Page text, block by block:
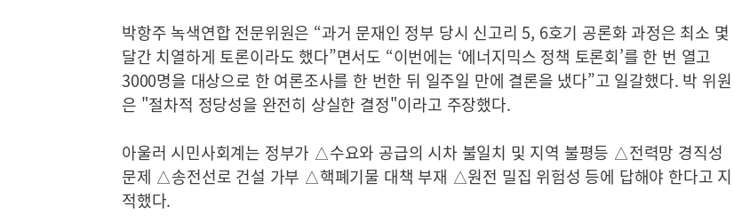
박항주 녹색연합 전문위원은 “과거 문재인 정부 당시 신고리 5, 6호기 공론화 과정은 최소 몇
달간 치열하게 토론이라도 했다”면서도 “이번에는 ‘에너지믹스 정책 토론회’를 한 번 열고
3000명을 대상으로 한 여론조사를 한 번한 뒤 일주일 만에 결론을 냈다”고 일갈했다. 박 위원
은 "절차적 정당성을 완전히 상실한 결정"이라고 주장했다.
아울러 시민사회계는 정부가 △수요와 공급의 시차 불일치 및 지역 불평등 △전력망 경직성
문제 △송전선로 건설 가부 △핵폐기물 대책 부재 △원전 밀집 위험성 등에 답해야 한다고 지
적했다.